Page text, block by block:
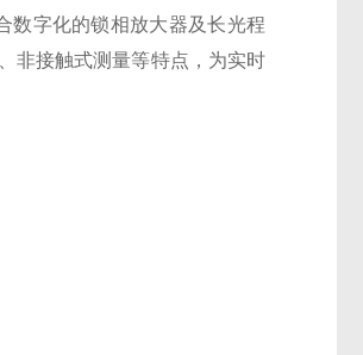
数字化的锁相放大器及长光程
非接触式测量等特点，为实时